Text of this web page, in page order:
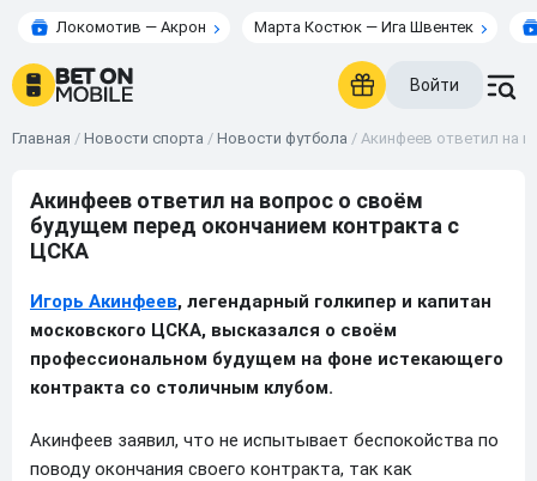
Локомотив — Акрон Марта Костюк — Ига Швентек
Войти
Главная / Новости спорта / Новости футбола / Акинфеев ответил на
Акинфеев ответил на вопрос о своём
будущем перед окончанием контракта с
ЦСКА
Игорь Акинфеев, легендарный голкипер и капитан
московского ЦСКА, высказался о своём
профессиональном будущем на фоне истекающего
контракта со столичным клубом.
Акинфеев заявил, что не испытывает беспокойства по
поводу окончания своего контракта, так как